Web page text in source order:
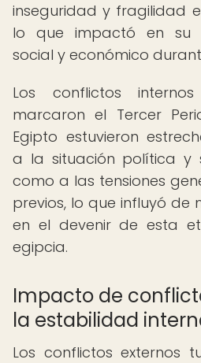
inseguridad y fragilidad
lo que impactó en su
social y económico
Los conflictos
marcaron el Tercer
Egipto estuvieron
a la situación política y
como a las tensiones
previos, lo que influyó de
en el devenir de esta
egipcia.
Impacto de
la estabilidad
Los conflictos externos